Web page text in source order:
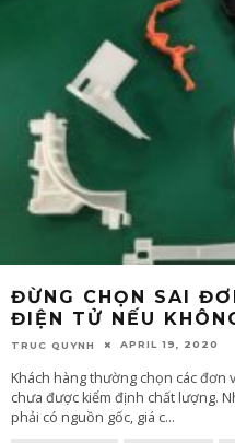
ĐỪNG CHỌN SAI
ĐIỆN TỬ NẾU
TRUC QUYNH APRIL 19, 2020
Khách hàng thường chọn các đơn
chưa được kiểm định chất lượng.
phải có nguồn gốc, giá c...